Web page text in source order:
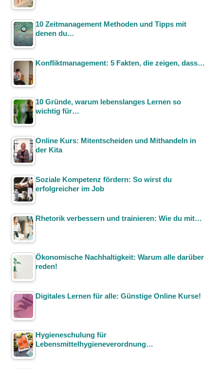
10 Zeitmanagement Methoden und Tipps mit
denen du…
Konfliktmanagement: 5 Fakten, die zeigen, dass…
10 Gründe, warum lebenslanges Lernen so
wichtig für…
Online Kurs: Mitentscheiden und Mithandeln in
der Kita
Soziale Kompetenz fördern: So wirst du
erfolgreicher im Job
Rhetorik verbessern und trainieren: Wie du mit…
Ökonomische Nachhaltigkeit: Warum alle darüber
reden!
Digitales Lernen für alle: Günstige Online Kurse!
Hygieneschulung für
Lebensmittelhygieneverordnung…